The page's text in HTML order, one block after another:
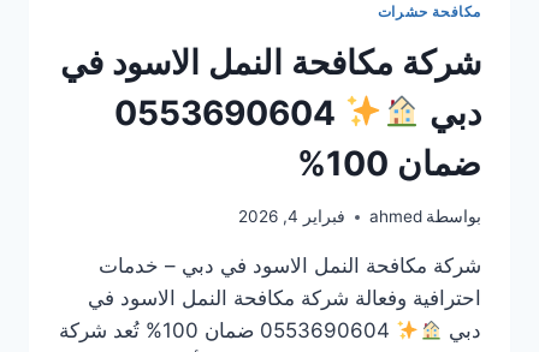
مكافحة حشرات
شركة مكافحة النمل الاسود في
دبي
0553690604
ضمان 100%
بواسطة ahmed فبراير 4, 2026
شركة مكافحة النمل الاسود في دبي – خدمات
احترافية وفعالة شركة مكافحة النمل الاسود في
دبي
0553690604 ضمان 100% تُعد شركة